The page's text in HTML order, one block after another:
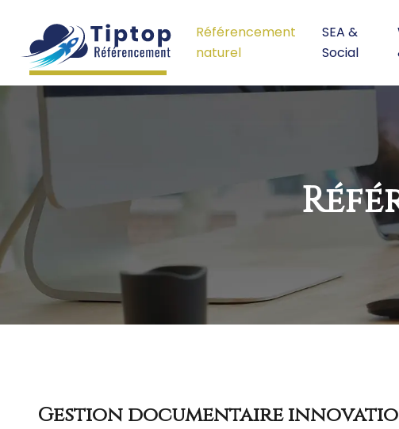
Référencement
naturel
SEA &
Social
Gestion documentaire